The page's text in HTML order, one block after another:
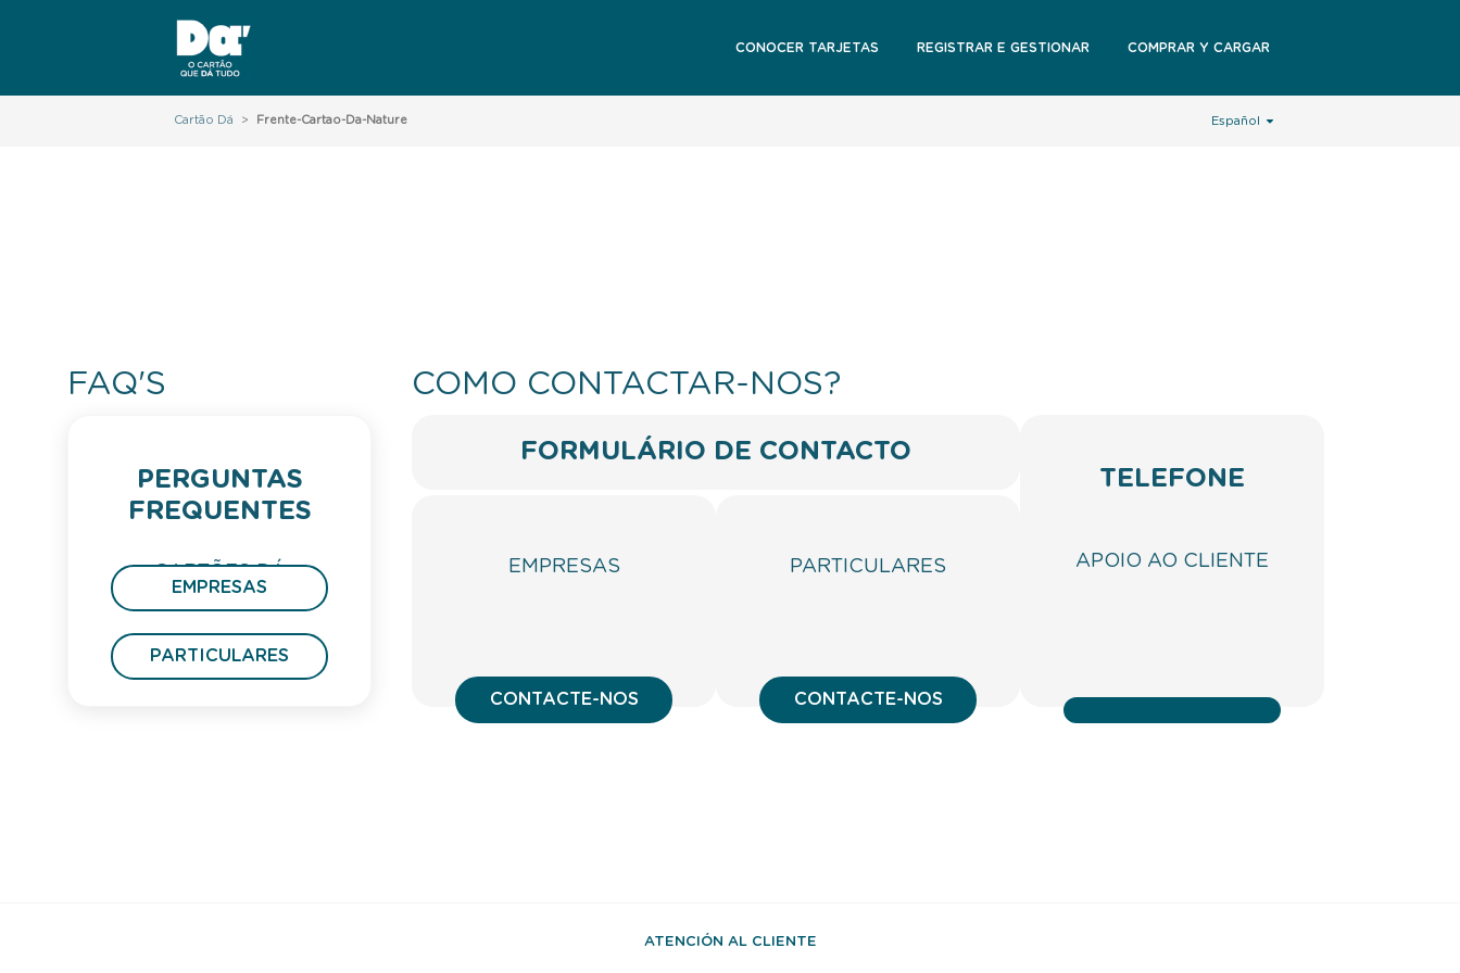
CONOCER TARJETAS REGISTRAR E GESTIONAR COMPRAR Y CARGAR
Cartão Dá > Frente-Cartao-Da-Nature Español
FAQ'S
PERGUNTAS
FREQUENTES
CARTÕES DÁ
PRESENTE
EMPRESAS
PARTICULARES
COMO CONTACTAR-NOS?
FORMULÁRIO DE CONTACTO
EMPRESAS
CONTACTE-NOS
PARTICULARES
CONTACTE-NOS
TELEFONE
APOIO AO CLIENTE
ATENCIÓN AL CLIENTE